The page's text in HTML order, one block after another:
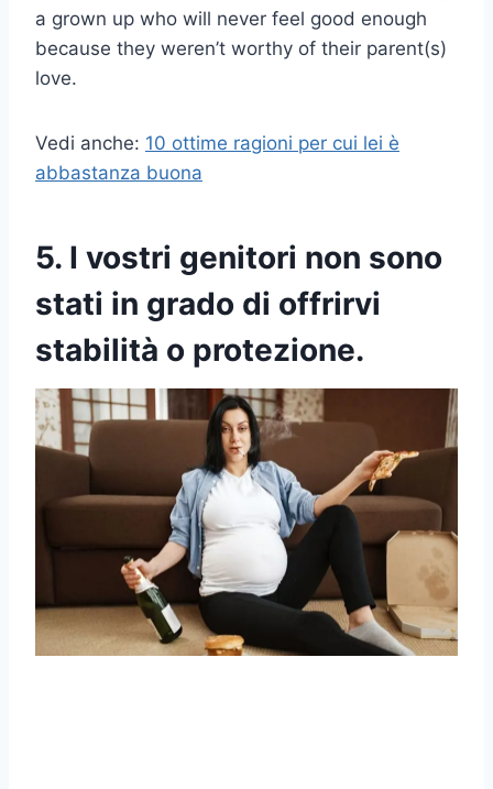
a grown up who will never feel good enough
because they weren’t worthy of their parent(s)
love.
Vedi anche: 10 ottime ragioni per cui lei è
abbastanza buona
5. I vostri genitori non sono
stati in grado di offrirvi
stabilità o protezione.